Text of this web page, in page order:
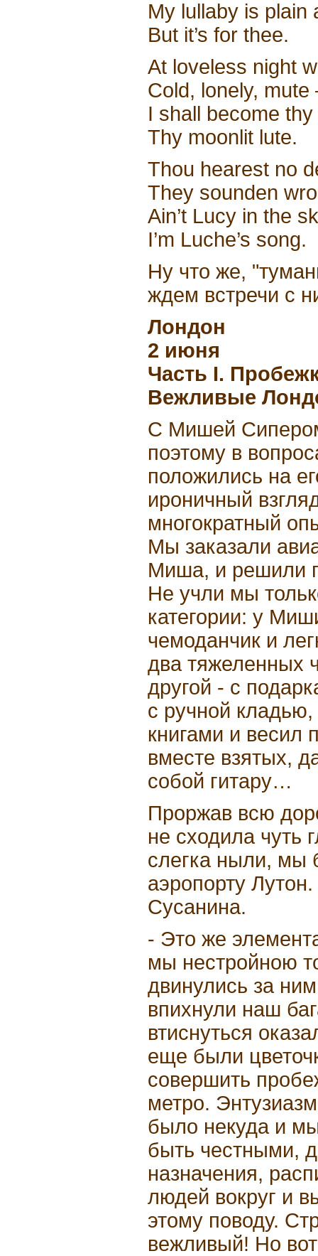
My lullaby is plain
But it’s for thee.
At loveless night
Cold, lonely, mute
I shall become
Thy moonlit lute.
Thou hearest no
They sounden
Ain’t Lucy in the
I’m Luche’s song.
Ну что же,
ждем встречи с
Лондон
2 июня
Часть I.
Вежливые
С Мишей
поэтому в
положились на
ироничный
многократный
Мы заказали
Миша, и решили
Не учли мы
категории: у
чемоданчик и
два тяжеленных
другой - с
с ручной
книгами и
вместе взятых,
собой гитару…
Проржав всю
не сходила чуть
слегка ныли, мы
аэропорту
Сусанина.
- Это же
мы нестройною
двинулись за
впихнули наш
втиснуться
еще были
совершить
метро.
было некуда и
быть честными,
назначения,
людей вокруг и
этому поводу.
вежливый! Но